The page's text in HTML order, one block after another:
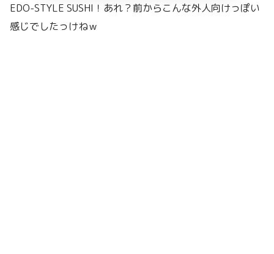
EDO-STYLE SUSHI！あれ？前からこんな外人向けっぽい
感じでしたっけねｗ